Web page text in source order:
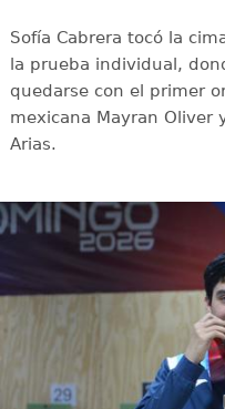
Sofía Cabrera tocó la
la prueba individual,
quedarse con el primer
mexicana Mayran Oliver
Arias.